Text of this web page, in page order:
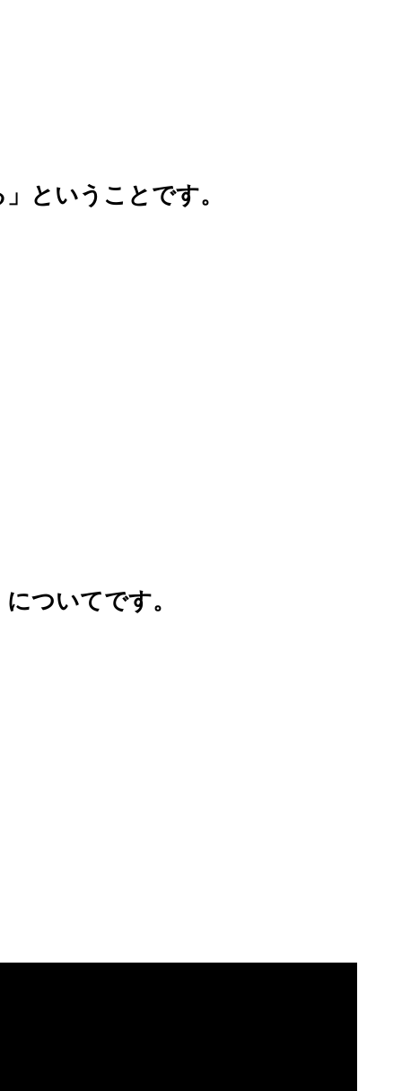
ということです。
ついてです。